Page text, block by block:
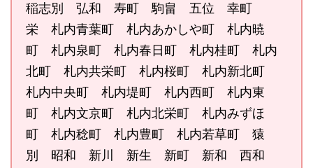
稲志別 弘和 寿町 駒畠 五位 幸町
栄 札内青葉町 札内あかしや町 札内暁
町 札内泉町 札内春日町 札内桂町 札内
北町 札内共栄町 札内桜町 札内新北町
札内中央町 札内堤町 札内西町 札内東
町 札内文京町 札内北栄町 札内みずほ
町 札内稔町 札内豊町 札内若草町 猿
別 昭和 新川 新生 新町 新和 西和